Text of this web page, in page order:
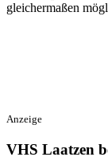
gleichermaßen
Anzeige
VHS Laatzen